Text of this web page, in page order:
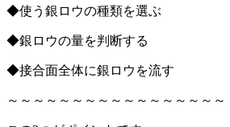
◆使う銀ロウの種類を選ぶ
◆銀ロウの量を判断する
◆接合面全体に銀ロウを流す
～～～～～～～～～～～～～～～～～